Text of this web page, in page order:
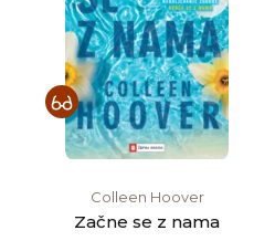
Colleen Hoover
Začne se z nama